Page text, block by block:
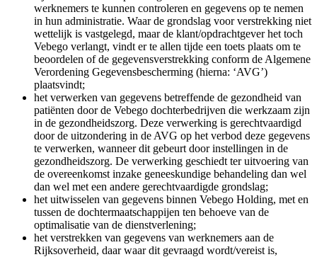
werknemers te kunnen controleren en gegevens op te nemen
in hun administratie. Waar de grondslag voor verstrekking niet
wettelijk is vastgelegd, maar de klant/opdrachtgever het toch
Vebego verlangt, vindt er te allen tijde een toets plaats om te
beoordelen of de gegevensverstrekking conform de Algemene
Verordening Gegevensbescherming (hierna: ‘AVG’)
plaatsvindt;
het verwerken van gegevens betreffende de gezondheid van
patiënten door de Vebego dochterbedrijven die werkzaam zijn
in de gezondheidszorg. Deze verwerking is gerechtvaardigd
door de uitzondering in de AVG op het verbod deze gegevens
te verwerken, wanneer dit gebeurt door instellingen in de
gezondheidszorg. De verwerking geschiedt ter uitvoering van
de overeenkomst inzake geneeskundige behandeling dan wel
dan wel met een andere gerechtvaardigde grondslag;
het uitwisselen van gegevens binnen Vebego Holding, met en
tussen de dochtermaatschappijen ten behoeve van de
optimalisatie van de dienstverlening;
het verstrekken van gegevens van werknemers aan de
Rijksoverheid, daar waar dit gevraagd wordt/vereist is,